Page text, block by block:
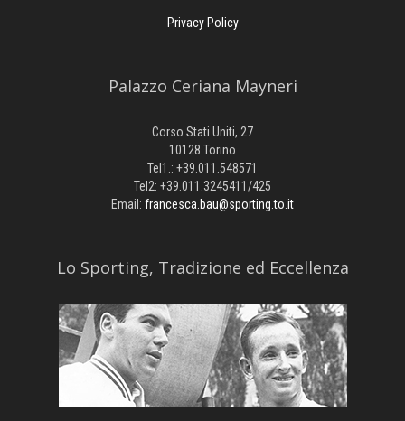
Privacy Policy
Palazzo Ceriana Mayneri
Corso Stati Uniti, 27
10128 Torino
Tel1.: +39.011.548571
Tel2: +39.011.3245411/425
Email: francesca.bau@sporting.to.it
​Lo Sporting, Tradizione ed Eccellenza